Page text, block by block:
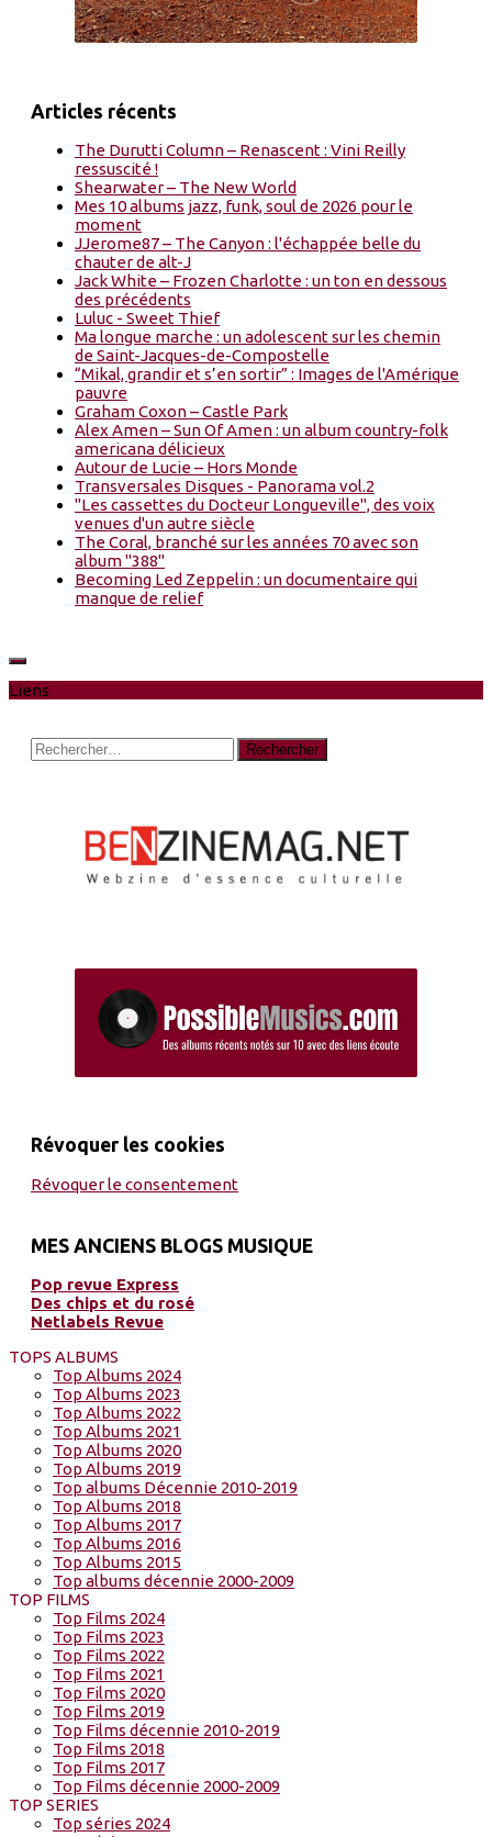
Articles récents
The Durutti Column – Renascent : Vini Reilly
ressuscité !
Shearwater – The New World
Mes 10 albums jazz, funk, soul de 2026 pour le
moment
JJerome87 – The Canyon : l'échappée belle du
chauter de alt-J
Jack White – Frozen Charlotte : un ton en dessous
des précédents
Luluc - Sweet Thief
Ma longue marche : un adolescent sur les chemin
de Saint-Jacques-de-Compostelle
“Mikal, grandir et s’en sortir” : Images de l'Amérique
pauvre
Graham Coxon – Castle Park
Alex Amen – Sun Of Amen : un album country-folk
americana délicieux
Autour de Lucie – Hors Monde
Transversales Disques - Panorama vol.2
"Les cassettes du Docteur Longueville", des voix
venues d'un autre siècle
The Coral, branché sur les années 70 avec son
album "388"
Becoming Led Zeppelin : un documentaire qui
manque de relief
Liens
Rechercher :
Révoquer les cookies
Révoquer le consentement
MES ANCIENS BLOGS MUSIQUE
Pop revue Express
Des chips et du rosé
Netlabels Revue
TOPS ALBUMS
Top Albums 2024
Top Albums 2023
Top Albums 2022
Top Albums 2021
Top Albums 2020
Top Albums 2019
Top albums Décennie 2010-2019
Top Albums 2018
Top Albums 2017
Top Albums 2016
Top Albums 2015
Top albums décennie 2000-2009
TOP FILMS
Top Films 2024
Top Films 2023
Top Films 2022
Top Films 2021
Top Films 2020
Top Films 2019
Top Films décennie 2010-2019
Top Films 2018
Top Films 2017
Top Films décennie 2000-2009
TOP SERIES
Top séries 2024